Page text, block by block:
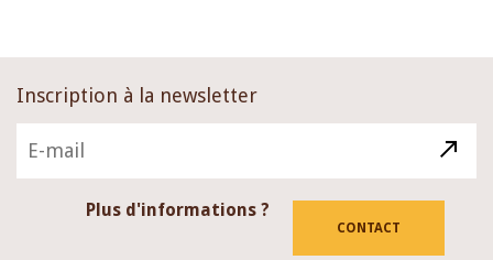
Inscription à la newsletter
Plus d'informations ?
CONTACT